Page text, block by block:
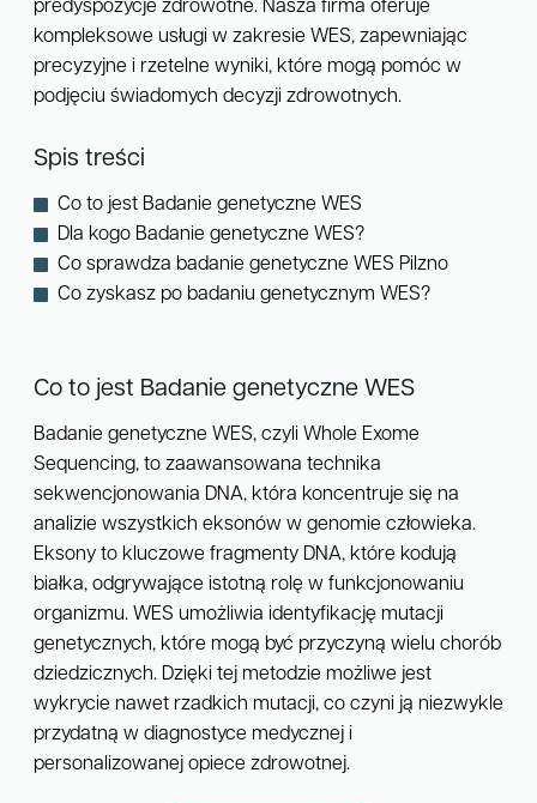
predyspozycje zdrowotne. Nasza firma oferuje
kompleksowe usługi w zakresie WES, zapewniając
precyzyjne i rzetelne wyniki, które mogą pomóc w
podjęciu świadomych decyzji zdrowotnych.
Spis treści
Co to jest Badanie genetyczne WES
Dla kogo Badanie genetyczne WES?
Co sprawdza badanie genetyczne WES Pilzno
Co zyskasz po badaniu genetycznym WES?
Co to jest Badanie genetyczne WES
Badanie genetyczne WES, czyli Whole Exome
Sequencing, to zaawansowana technika
sekwencjonowania DNA, która koncentruje się na
analizie wszystkich eksonów w genomie człowieka.
Eksony to kluczowe fragmenty DNA, które kodują
białka, odgrywające istotną rolę w funkcjonowaniu
organizmu. WES umożliwia identyfikację mutacji
genetycznych, które mogą być przyczyną wielu chorób
dziedzicznych. Dzięki tej metodzie możliwe jest
wykrycie nawet rzadkich mutacji, co czyni ją niezwykle
przydatną w diagnostyce medycznej i
personalizowanej opiece zdrowotnej.